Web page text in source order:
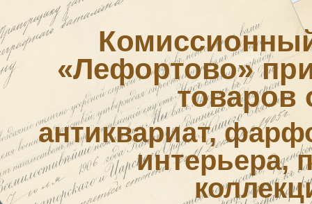
«Лефортово»
товаров
антиквариат,
интерьера,